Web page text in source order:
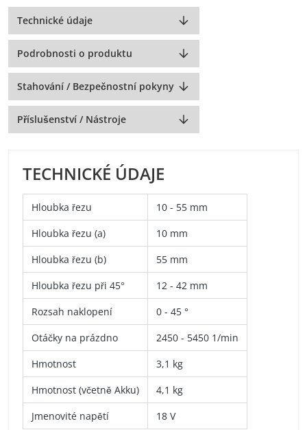
Technické údaje
Podrobnosti o produktu
Stahování / Bezpečnostní pokyny
Příslušenství / Nástroje
TECHNICKÉ ÚDAJE
Hloubka řezu
10 - 55 mm
Hloubka řezu (a)
10 mm
Hloubka řezu (b)
55 mm
Hloubka řezu při 45°
12 - 42 mm
Rozsah naklopení
0 - 45 °
Otáčky na prázdno
2450 - 5450 1/min
Hmotnost
3,1 kg
Hmotnost (včetně Akku)
4,1 kg
Jmenovité napětí
18 V